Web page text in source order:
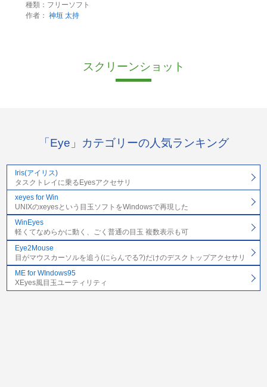
種類：フリーソフト
作者： 神垣 太持
スクリーンショット
「Eye」カテゴリーの人気ランキング
Iris(アイリス)
タスクトレイに乗るEyesアクセサリ
xeyes for Win
UNIXのxeyesという目玉ソフトをWindowsで再現した
WinEyes
軽くてなめらかに動く、ごく普通の目玉 複数表示も可
Eye2Mouse
目がマウスカーソルを追う(にらんでる?)だけのデスクトップアクセサリ
ME for WIndows95
XEyes風目玉ユーティリティ